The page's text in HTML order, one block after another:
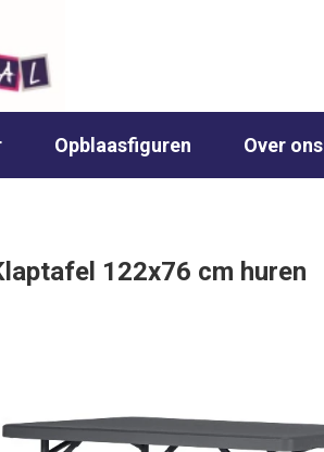
Opblaasfiguren Over ons
122x76 cm huren